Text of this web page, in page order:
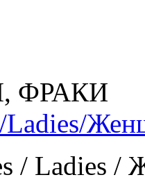
ФРАКИ
Ladies/
/ Ladies